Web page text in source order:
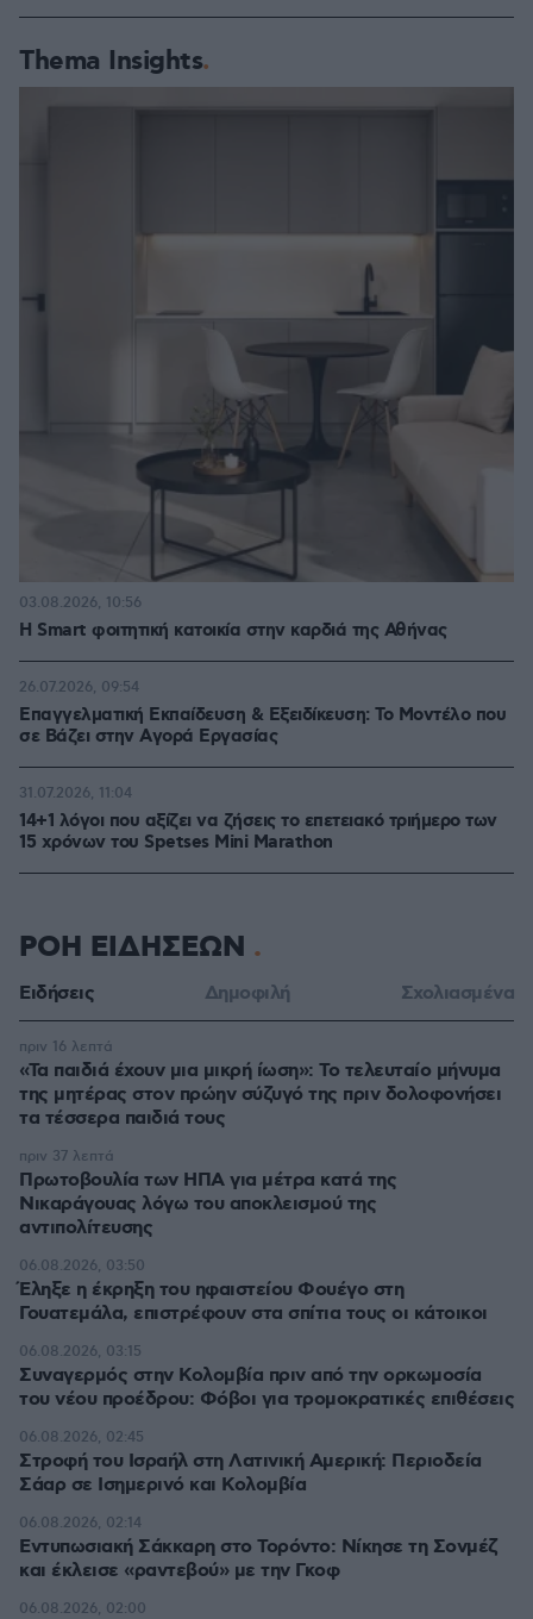
Thema Insights
Η Smart φοιτητική κατοικία στην καρδιά της Αθήνας
03.08.2026, 10:56
Επαγγελματική Εκπαίδευση & Εξειδίκευση: Το Mοντέλο που
σε Bάζει στην Aγορά Eργασίας
26.07.2026, 09:54
14+1 λόγοι που αξίζει να ζήσεις το επετειακό τριήμερο των
15 χρόνων του Spetses Mini Marathon
31.07.2026, 11:04
ΡΟΗ ΕΙΔΗΣΕΩΝ
Ειδήσεις Δημοφιλή Σχολιασμένα
«Τα παιδιά έχουν μια μικρή ίωση»: Το τελευταίο μήνυμα
της μητέρας στον πρώην σύζυγό της πριν δολοφονήσει
τα τέσσερα παιδιά τους
πριν 16 λεπτά
Πρωτοβουλία των ΗΠΑ για μέτρα κατά της
Νικαράγουας λόγω του αποκλεισμού της
αντιπολίτευσης
πριν 37 λεπτά
Έληξε η έκρηξη του ηφαιστείου Φουέγο στη
Γουατεμάλα, επιστρέφουν στα σπίτια τους οι κάτοικοι
06.08.2026, 03:50
Συναγερμός στην Κολομβία πριν από την ορκωμοσία
του νέου προέδρου: Φόβοι για τρομοκρατικές επιθέσεις
06.08.2026, 03:15
Στροφή του Ισραήλ στη Λατινική Αμερική: Περιοδεία
Σάαρ σε Ισημερινό και Κολομβία
06.08.2026, 02:45
Εντυπωσιακή Σάκκαρη στο Τορόντο: Νίκησε τη Σονμέζ
και έκλεισε «ραντεβού» με την Γκοφ
06.08.2026, 02:14
06.08.2026, 02:00